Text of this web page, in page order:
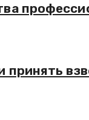
принять